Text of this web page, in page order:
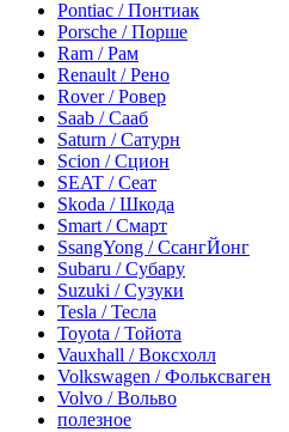
Pontiac / Понтиак
Porsche / Порше
Ram / Рам
Renault / Рено
Rover / Ровер
Saab / Сааб
Saturn / Сатурн
Scion / Сцион
SEAT / Сеат
Skoda / Шкода
Smart / Смарт
SsangYong / СсангЙонг
Subaru / Субару
Suzuki / Сузуки
Tesla / Тесла
Toyota / Тойота
Vauxhall / Воксхолл
Volkswagen / Фольксваген
Volvo / Вольво
полезное